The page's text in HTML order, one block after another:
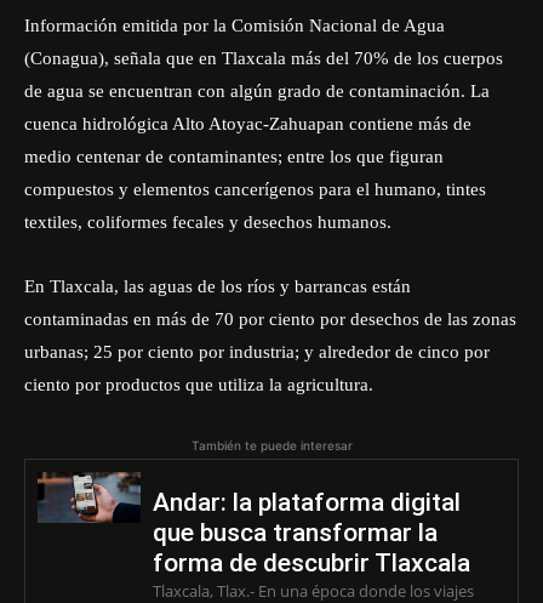
Información emitida por la Comisión Nacional de Agua
(Conagua), señala que en Tlaxcala más del 70% de los cuerpos
de agua se encuentran con algún grado de contaminación. La
cuenca hidrológica Alto Atoyac-Zahuapan contiene más de
medio centenar de contaminantes; entre los que figuran
compuestos y elementos cancerígenos para el humano, tintes
textiles, coliformes fecales y desechos humanos.
En Tlaxcala, las aguas de los ríos y barrancas están
contaminadas en más de 70 por ciento por desechos de las zonas
urbanas; 25 por ciento por industria; y alrededor de cinco por
ciento por productos que utiliza la agricultura.
También te puede interesar
Andar: la plataforma digital
que busca transformar la
forma de descubrir Tlaxcala
Tlaxcala, Tlax.- En una época donde los viajes